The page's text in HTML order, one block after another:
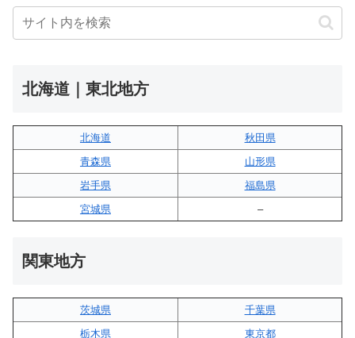
北海道｜東北地方
北海道
秋田県
青森県
山形県
岩手県
福島県
宮城県
–
関東地方
茨城県
千葉県
栃木県
東京都